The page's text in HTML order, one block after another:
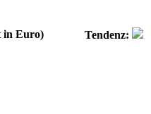
in Euro) Tendenz: